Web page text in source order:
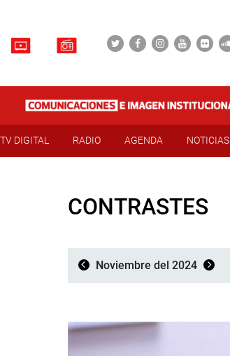
TV DIGITAL RADIO AGENDA NOTICIAS
CONTRASTES
Noviembre del 2024